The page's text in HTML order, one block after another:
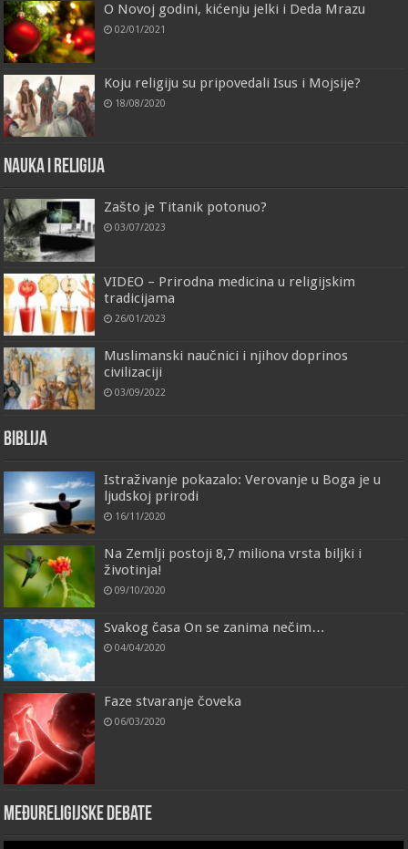
O Novoj godini, kićenju jelki i Deda Mrazu
02/01/2021
Koju religiju su pripovedali Isus i Mojsije?
18/08/2020
Nauka i religija
Zašto je Titanik potonuo?
03/07/2023
VIDEO – Prirodna medicina u religijskim
tradicijama
26/01/2023
Muslimanski naučnici i njihov doprinos
civilizaciji
03/09/2022
Biblija
Istraživanje pokazalo: Verovanje u Boga je u
ljudskoj prirodi
16/11/2020
Na Zemlji postoji 8,7 miliona vrsta biljki i
životinja!
09/10/2020
Svakog časa On se zanima nečim…
04/04/2020
Faze stvaranje čoveka
06/03/2020
Međureligijske debate